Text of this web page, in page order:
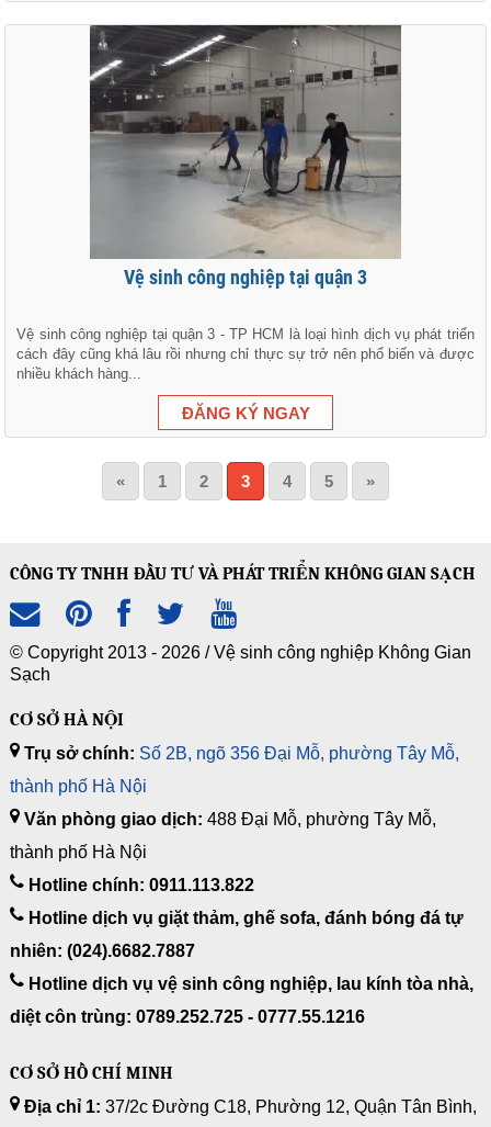
Vệ sinh công nghiệp tại quận 3
Vệ sinh công nghiệp tại quận 3 - TP HCM là loại hình dịch vụ phát triển
cách đây cũng khá lâu rồi nhưng chỉ thực sự trở nên phổ biến và được
nhiều khách hàng...
« 1 2 3 4 5 »
CÔNG TY TNHH ĐẦU TƯ VÀ PHÁT TRIỂN KHÔNG GIAN SẠCH
© Copyright 2013 - 2026 /Vệ sinh công nghiệp Không Gian
Sạch
CƠ SỞ HÀ NỘI
Trụ sở chính: Số 2B, ngõ 356 Đại Mỗ, phường Tây Mỗ,
thành phố Hà Nội
Văn phòng giao dịch: 488 Đại Mỗ, phường Tây Mỗ,
thành phố Hà Nội
Hotline chính: 0911.113.822
Hotline dịch vụ giặt thảm, ghế sofa, đánh bóng đá tự
nhiên: (024).6682.7887
Hotline dịch vụ vệ sinh công nghiệp, lau kính tòa nhà,
diệt côn trùng: 0789.252.725 - 0777.55.1216
CƠ SỞ HỒ CHÍ MINH
Địa chỉ 1: 37/2c Đường C18, Phường 12, Quận Tân Bình,